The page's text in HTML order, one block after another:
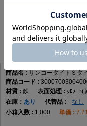
サンコータイトＳタ
サンコータイトＳタ
鉄
ｸﾛﾒｰﾄ(
在庫
あり
なし
1,000